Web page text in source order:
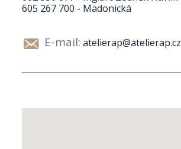
605 267 700 - Madonická
E-mail: atelierap@atelierap.cz